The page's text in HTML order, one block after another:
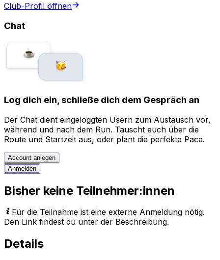
Club-Profil öffnen
Chat
Log dich ein, schließe dich dem Gespräch an
Der Chat dient eingeloggten Usern zum Austausch vor,
während und nach dem Run. Tauscht euch über die
Route und Startzeit aus, oder plant die perfekte Pace.
Account anlegen
Anmelden
Bisher keine Teilnehmer:innen
Für die Teilnahme ist eine externe Anmeldung nötig.
Den Link findest du unter der Beschreibung.
Details